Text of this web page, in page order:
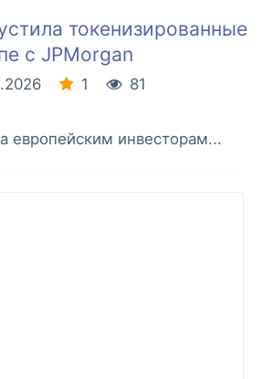
токенизированные
с JPMorgan
1
81
европейским инвесторам...